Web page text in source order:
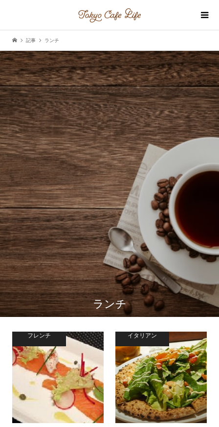
記事 ランチ
ランチ
フレンチ イタリアン